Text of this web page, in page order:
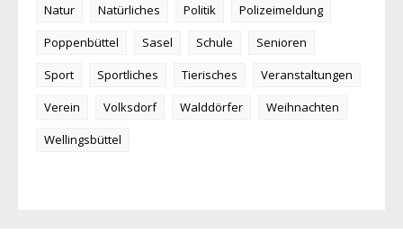
Natur
Natürliches Politik
Polizeimeldung
Poppenbüttel
Sasel Schule
Senioren
Sport
Sportliches Tierisches
Veranstaltungen
Verein
Volksdorf Walddörfer
Weihnachten
Wellingsbüttel